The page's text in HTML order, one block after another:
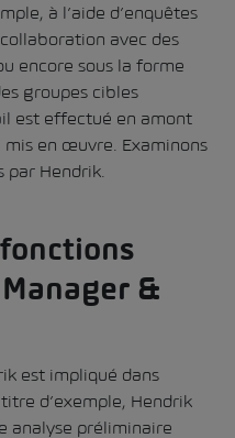
à l’aide d’enquêtes
avec des
encore sous la forme
groupes cibles
est effectué en amont
mis en œuvre. Examinons
par Hendrik.
Manager &
est impliqué dans
d’exemple, Hendrik
analyse préliminaire